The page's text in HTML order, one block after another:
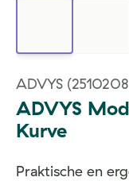
ADVYS
ADVYS
Kurve
Praktische en